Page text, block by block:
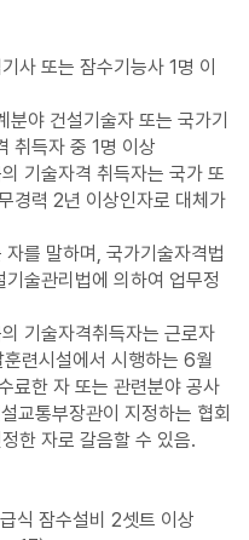
사 또는 잠수기능사 1명 이
야 건설기술자 또는 국가기
취득자 중 1명 이상
기술자격 취득자는 국가 또
경력 2년 이상인자로 대체가
를 말하며, 국가기술자격법
술관리법에 의하여 업무정
기술자격취득자는 근로자
련시설에서 시행하는 6월
료한 자 또는 관련분야 공사
교통부장관이 지정하는 협회
한 자로 갈음할 수 있음.
식 잠수설비 2셋트 이상